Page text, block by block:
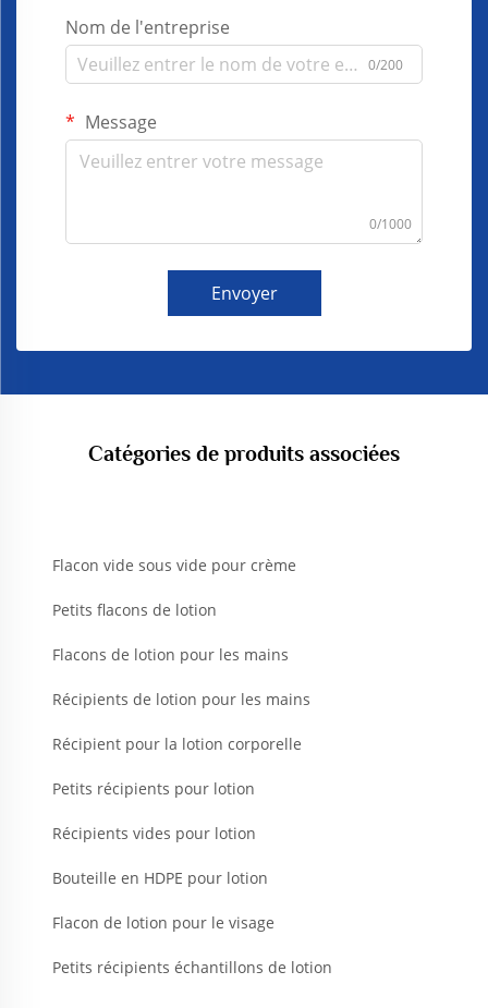
Nom de l'entreprise
0/200
Message
0/1000
Envoyer
Catégories de produits associées
Flacon vide sous vide pour crème
Petits flacons de lotion
Flacons de lotion pour les mains
Récipients de lotion pour les mains
Récipient pour la lotion corporelle
Petits récipients pour lotion
Récipients vides pour lotion
Bouteille en HDPE pour lotion
Flacon de lotion pour le visage
Petits récipients échantillons de lotion